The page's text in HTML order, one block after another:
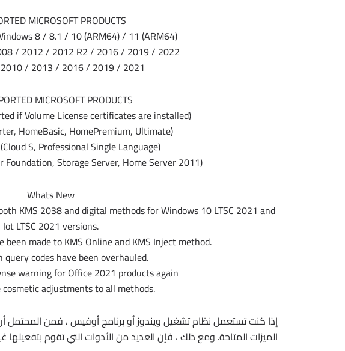
MICROSOFT PRODUCTS
8 / 8.1 / 10 (ARM64) / 11 (ARM64)
/ 2012 / 2012 R2 / 2016 / 2019 / 2022
2010 / 2013 / 2016 / 2019 / 2021
MICROSOFT PRODUCTS
if Volume License certificates are installed)
HomeBasic, HomePremium, Ultimate)
S, Professional Single Language)
Foundation, Storage Server, Home Server 2011)
Whats New
KMS 2038 and digital methods for Windows 10 LTSC 2021 and
Iot LTSC 2021 versions.
made to KMS Online and KMS Inject method.
codes have been overhauled.
warning for Office 2021 products again
cosmetic adjustments to all methods.
إذا كنت تستعمل نظام تشغيل ويندوز أو برنامج أوفيس ، فمن المحتمل
الميزات المتاحة. ومع ذلك ، فإن العديد من الأدوات التي تقوم بتفعيلها